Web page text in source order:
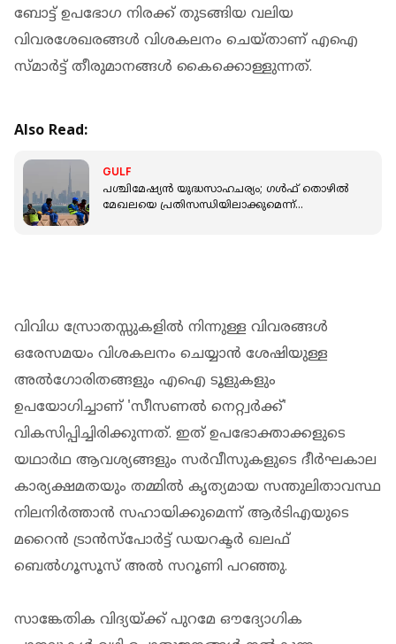
ബോട്ട് ഉപഭോഗ നിരക്ക് തുടങ്ങിയ വലിയ
വിവരശേഖരങ്ങള്‍ വിശകലനം ചെയ്താണ് എഐ
സ്മാര്‍ട്ട് തീരുമാനങ്ങള്‍ കൈക്കൊള്ളുന്നത്.
Also Read:
GULF
പശ്ചിമേഷ്യൻ യുദ്ധസാഹചര്യം; ഗള്‍ഫ് തൊഴില്‍
മേഖലയെ പ്രതിസന്ധിയിലാക്കുമെന്ന്
വിവിധ സ്രോതസ്സുകളില്‍ നിന്നുള്ള വിവരങ്ങള്‍
ഒരേസമയം വിശകലനം ചെയ്യാന്‍ ശേഷിയുള്ള
അല്‍ഗോരിതങ്ങളും എഐ ടൂളുകളും
ഉപയോഗിച്ചാണ് 'സീസണല്‍ നെറ്റ്വര്‍ക്ക്'
വികസിപ്പിച്ചിരിക്കുന്നത്. ഇത് ഉപഭോക്താക്കളുടെ
യഥാര്‍ഥ ആവശ്യങ്ങളും സര്‍വീസുകളുടെ ദീര്‍ഘകാല
കാര്യക്ഷമതയും തമ്മില്‍ കൃത്യമായ സന്തുലിതാവസ്ഥ
നിലനിര്‍ത്താന്‍ സഹായിക്കുമെന്ന് ആര്‍ടിഎയുടെ
മറൈന്‍ ട്രാന്‍സ്‌പോര്‍ട്ട് ഡയറക്ടര്‍ ഖലഫ്
ബെല്‍ഗൂസൂസ് അല്‍ സറൂണി പറഞ്ഞു.
സാങ്കേതിക വിദ്യയ്ക്ക് പുറമേ ഔദ്യോഗിക